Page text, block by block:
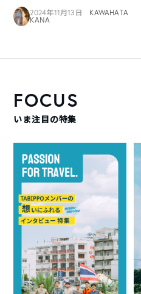
2024年11月13日
KAWAHATA
KANA
FOCUS
いま注目の特集